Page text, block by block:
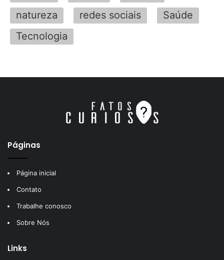
natureza
redes sociais
Saúde
Tecnologia
Páginas
Página inicial
Contato
Trabalhe conosco
Sobre Nós
Links